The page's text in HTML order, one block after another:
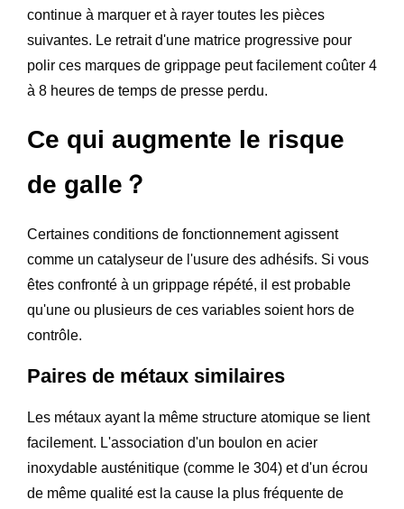
continue à marquer et à rayer toutes les pièces
suivantes. Le retrait d'une matrice progressive pour
polir ces marques de grippage peut facilement coûter 4
à 8 heures de temps de presse perdu.
Ce qui augmente le risque
de galle？
Certaines conditions de fonctionnement agissent
comme un catalyseur de l'usure des adhésifs. Si vous
êtes confronté à un grippage répété, il est probable
qu'une ou plusieurs de ces variables soient hors de
contrôle.
Paires de métaux similaires
Les métaux ayant la même structure atomique se lient
facilement. L'association d'un boulon en acier
inoxydable austénitique (comme le 304) et d'un écrou
de même qualité est la cause la plus fréquente de